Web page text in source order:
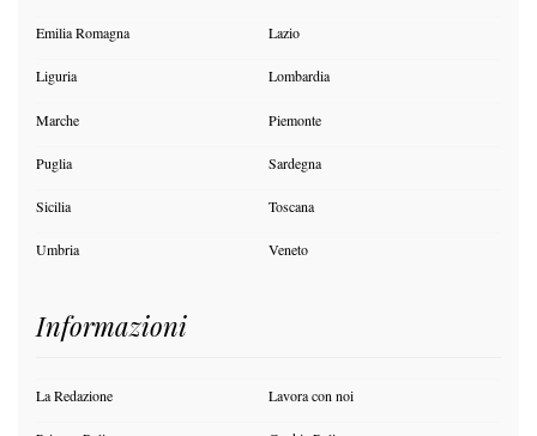
Emilia Romagna Lazio
Liguria Lombardia
Marche Piemonte
Puglia Sardegna
Sicilia Toscana
Umbria Veneto
Informazioni
La Redazione Lavora con noi